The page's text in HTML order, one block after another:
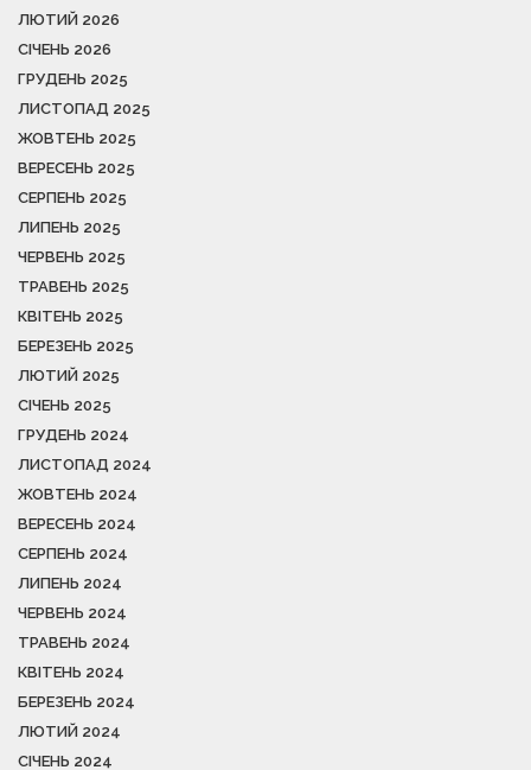
ЛЮТИЙ 2026
СІЧЕНЬ 2026
ГРУДЕНЬ 2025
ЛИСТОПАД 2025
ЖОВТЕНЬ 2025
ВЕРЕСЕНЬ 2025
СЕРПЕНЬ 2025
ЛИПЕНЬ 2025
ЧЕРВЕНЬ 2025
ТРАВЕНЬ 2025
КВІТЕНЬ 2025
БЕРЕЗЕНЬ 2025
ЛЮТИЙ 2025
СІЧЕНЬ 2025
ГРУДЕНЬ 2024
ЛИСТОПАД 2024
ЖОВТЕНЬ 2024
ВЕРЕСЕНЬ 2024
СЕРПЕНЬ 2024
ЛИПЕНЬ 2024
ЧЕРВЕНЬ 2024
ТРАВЕНЬ 2024
КВІТЕНЬ 2024
БЕРЕЗЕНЬ 2024
ЛЮТИЙ 2024
СІЧЕНЬ 2024